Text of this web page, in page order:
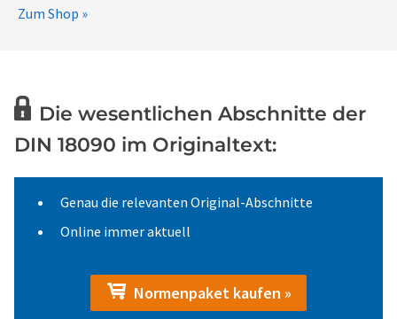
Zum Shop »
Die wesentlichen Abschnitte der
DIN 18090 im Originaltext:
Genau die relevanten Original-Abschnitte
Online immer aktuell
Normenpaket kaufen »